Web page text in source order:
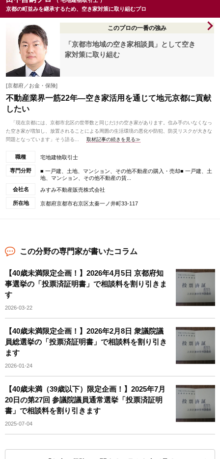
京都の町並みを継承するため、空き家対策に取り組むプロ
このプロの一番の強み
「京都市地域の空き家相談員」として空き
家対策に取り組む
[京都府／お金・保険]
不動産業界一筋22年―空き家活用を通じて地元京都に貢献
したい
「現在京都には、京都市北区の世帯数と同じだけの空き家があります。住み手のいなくなっ
た空き家が増加し、放置されることによる周囲の生活環境の悪化や防犯、防災リスクが大きな
問題となっています」そう語る...
取材記事の続きを見る≫
職種 宅地建物取引士
専門分野
■ 一戸建、土地、マンション、その他不動産の購入・売却■ 一戸建、土
地、マンション、その他不動産の賃...
会社名
みすみ不動産販売株式会社
所在地 京都府京都市右京区太秦一ノ井町33-117
この分野の専門家が書いたコラム
【40歳未満限定企画！】2026年4月5日 京都府知
事選挙の「投票済証明書」で相談料を割り引きま
す
2026-03-22
【40歳未満限定企画！】2026年2月8日 衆議院議
員総選挙の「投票済証明書」で相談料を割り引き
ます
2026-01-24
【40歳未満（39歳以下）限定企画！】2025年7月
20日の第27回 参議院議員通常選挙「投票済証明
書」で相談料を割り引きます
2025-07-04